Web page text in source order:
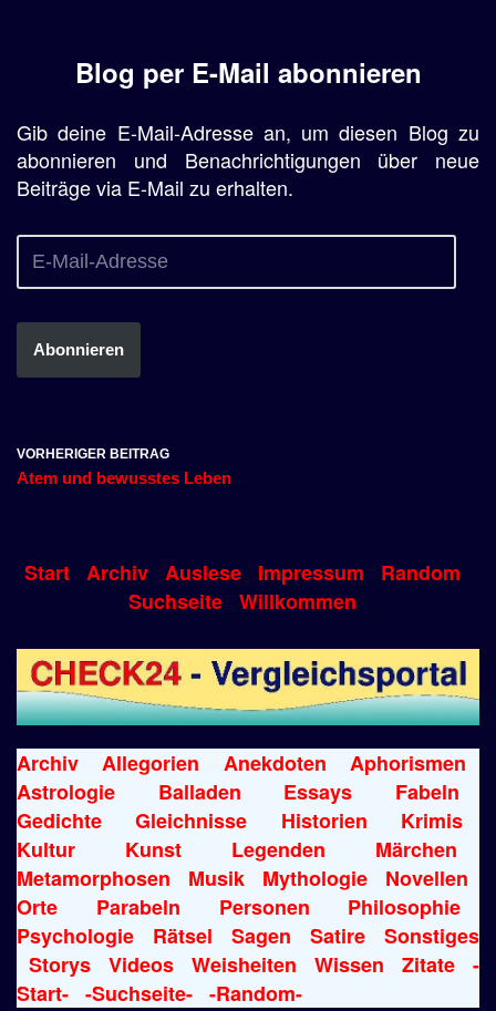
Blog per E-Mail abonnieren
Gib deine E-Mail-Adresse an, um diesen Blog zu
abonnieren und Benachrichtigungen über neue
Beiträge via E-Mail zu erhalten.
Abonnieren
VORHERIGER BEITRAG
Atem und bewusstes Leben
Start Archiv Auslese Impressum
Random
Suchseite Willkommen
Archiv Allegorien Anekdoten
Aphorismen
Astrologie
Balladen Essays
Fabeln
Gedichte
Gleichnisse Historien
Krimis
Kultur
Kunst Legenden
Märchen
Metamorphosen
Musik Mythologie
Novellen
Orte
Parabeln Personen
Philosophie
Psychologie
Rätsel Sagen Satire
Sonstiges
Storys
Videos Weisheiten Wissen Zitate
-
Start- -Suchseite- -Random-